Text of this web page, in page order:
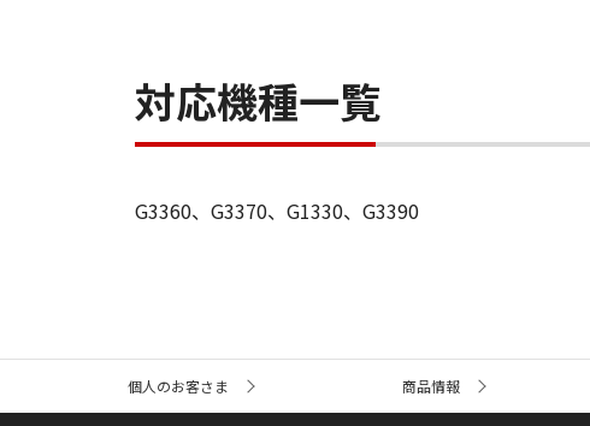
対応機種一覧
G3360、G3370、G1330、G3390
ト
個人のお客さま 商品情報